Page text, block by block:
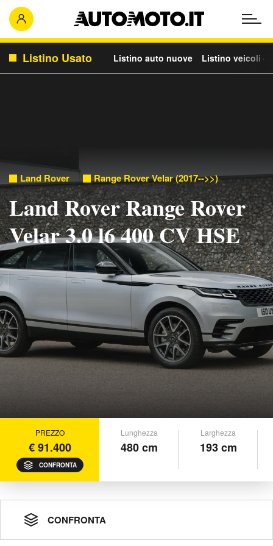
Listino Usato Listino auto nuove Listino veicoli
Land Rover Range Rover Velar (2017-->>)
Land Rover Range Rover
Velar 3.0 l6 400 CV HSE
PREZZO
€ 91.400
CONFRONTA
Lunghezza
480 cm
Larghezza
193 cm
CONFRONTA